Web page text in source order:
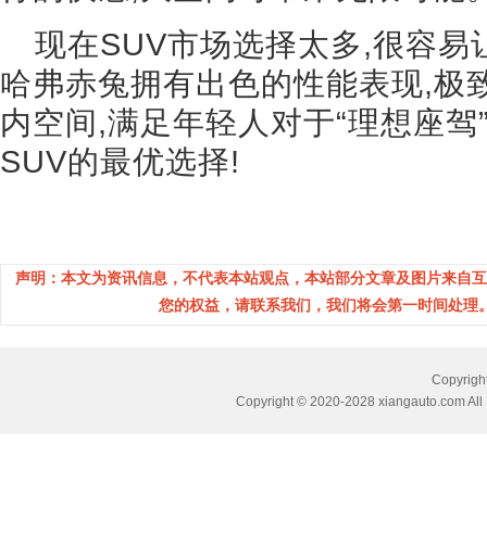
现在SUV市场选择太多,很容易
哈弗赤兔拥有出色的性能表现,极
内空间,满足年轻人对于“理想座
SUV的最优选择!
声明：本文为资讯信息，不代表本站观点，本站部分文章及图片来自
您的权益，请联系我们，我们将会第一时间处
Copyright © 2020-2028 xiangauto.com